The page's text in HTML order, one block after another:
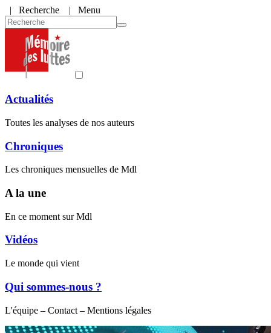
| Recherche | Menu
Actualités
Toutes les analyses de nos auteurs
Chroniques
Les chroniques mensuelles de Mdl
A la une
En ce moment sur Mdl
Vidéos
Le monde qui vient
Qui sommes-nous ?
L'équipe – Contact – Mentions légales